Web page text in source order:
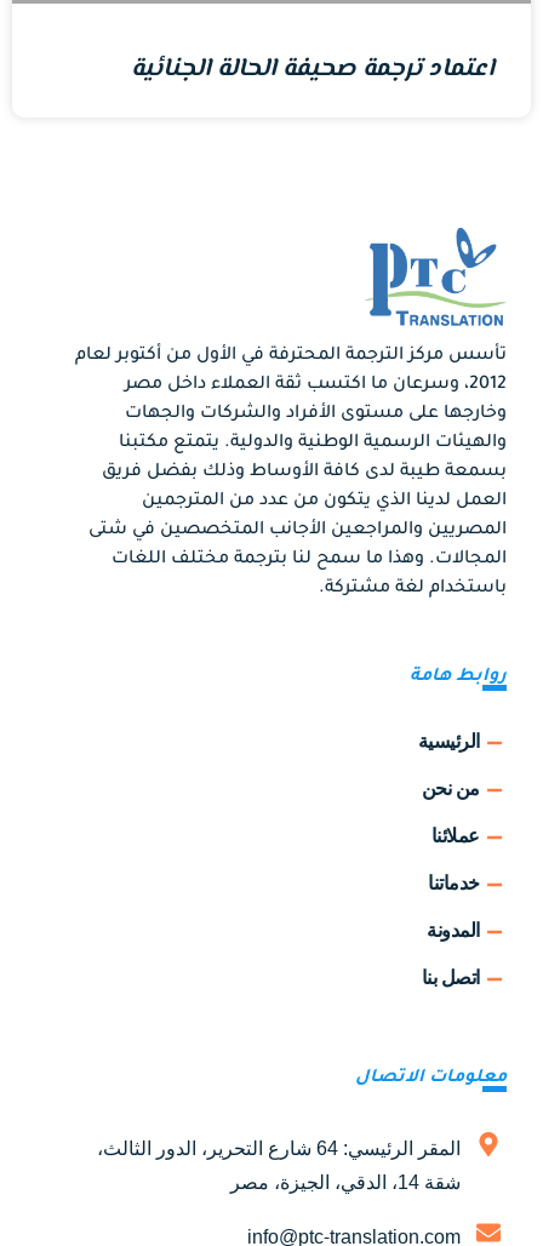
اعتماد ترجمة صحيفة الحالة الجنائية
تأسس مركز الترجمة المحترفة في الأول من أكتوبر لعام
2012، وسرعان ما اكتسب ثقة العملاء داخل مصر
وخارجها على مستوى الأفراد والشركات والجهات
والهيئات الرسمية الوطنية والدولية. يتمتع مكتبنا
بسمعة طيبة لدى كافة الأوساط وذلك بفضل فريق
العمل لدينا الذي يتكون من عدد من المترجمين
المصريين والمراجعين الأجانب المتخصصين في شتى
المجالات. وهذا ما سمح لنا بترجمة مختلف اللغات
باستخدام لغة مشتركة.
روابط هامة
الرئيسية
من نحن
عملائنا
خدماتنا
المدونة
اتصل بنا
معلومات الاتصال
المقر الرئيسي: 64 شارع التحرير، الدور الثالث،
شقة 14، الدقي، الجيزة، مصر
info@ptc-translation.com